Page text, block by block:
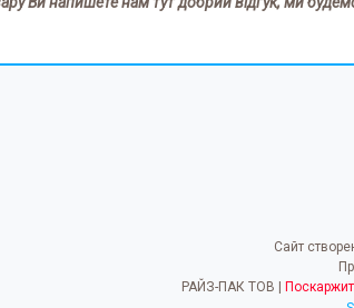
Сайт
РАЙЗ-ПАК ТОВ |